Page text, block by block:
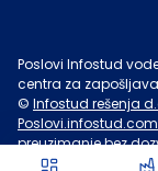
Poslovi Infostud
centra za
© Infostud rešenja
Poslovi.infostud.com
preuzimanje bez
u druge svrhe,